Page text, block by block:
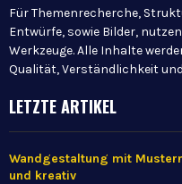
Für Themenrecherche,
Entwürfe, sowie Bilder,
Werkzeuge. Alle Inhalte
Qualität, Verständlichkeit
LETZTE ARTIKEL
Wandgestaltung mit
und kreativ